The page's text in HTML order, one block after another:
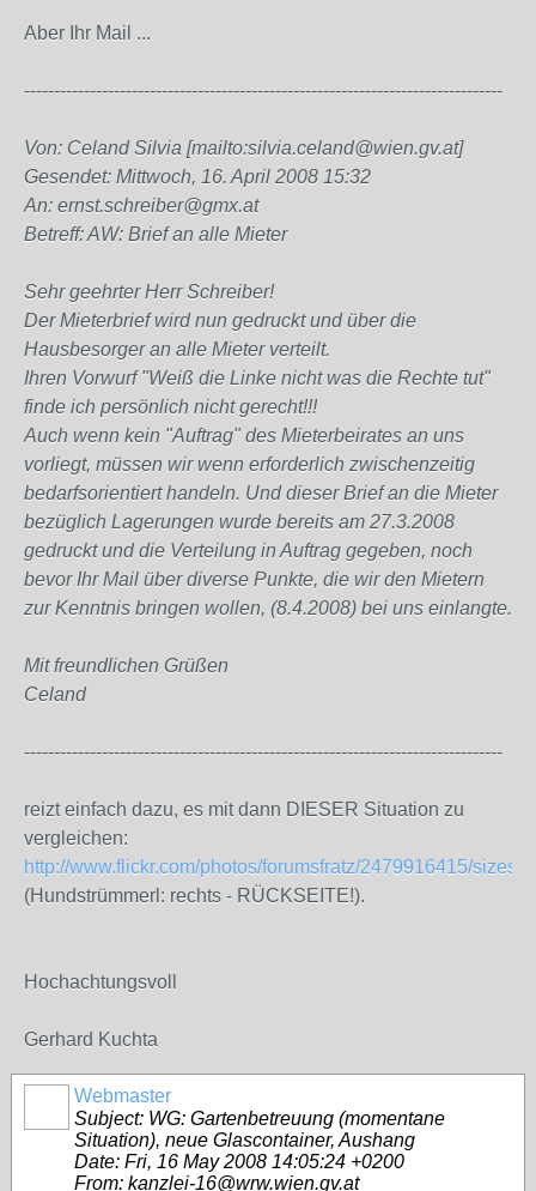
Aber Ihr Mail ...
--------------------------------------------------------------------------------
Von: Celand Silvia [mailto:silvia.celand@wien.gv.at]
Gesendet: Mittwoch, 16. April 2008 15:32
An: ernst.schreiber@gmx.at
Betreff: AW: Brief an alle Mieter
Sehr geehrter Herr Schreiber!
Der Mieterbrief wird nun gedruckt und über die
Hausbesorger an alle Mieter verteilt.
Ihren Vorwurf "Weiß die Linke nicht was die Rechte tut"
finde ich persönlich nicht gerecht!!!
Auch wenn kein "Auftrag" des Mieterbeirates an uns
vorliegt, müssen wir wenn erforderlich zwischenzeitig
bedarfsorientiert handeln. Und dieser Brief an die Mieter
bezüglich Lagerungen wurde bereits am 27.3.2008
gedruckt und die Verteilung in Auftrag gegeben, noch
bevor Ihr Mail über diverse Punkte, die wir den Mietern
zur Kenntnis bringen wollen, (8.4.2008) bei uns einlangte.
Mit freundlichen Grüßen
Celand
--------------------------------------------------------------------------------
reizt einfach dazu, es mit dann DIESER Situation zu
vergleichen:
http://www.flickr.com/photos/forumsfratz/2479916415/sizes/l/
(Hundstrümmerl: rechts - RÜCKSEITE!).
Hochachtungsvoll
Gerhard Kuchta
Webmaster
Subject: WG: Gartenbetreuung (momentane
Situation), neue Glascontainer, Aushang
Date: Fri, 16 May 2008 14:05:24 +0200
From: kanzlei-16@wrw.wien.gv.at